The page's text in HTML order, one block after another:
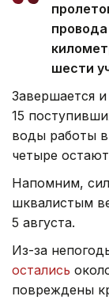
шести
Завершается
15
воды работы
четыре
Напомним,
шквалистым
5 августа.
Из-за
остались
повреждены